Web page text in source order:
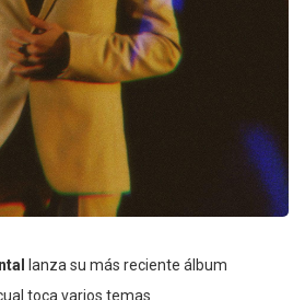
lanza su más reciente álbum
toca varios temas